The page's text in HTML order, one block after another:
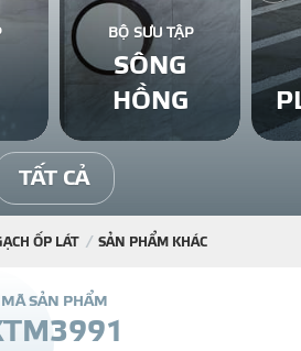
GẠCH ỐP LÁT
BÊ TÔNG KHÍ
NGÓI LỢP
BỘ SƯU TẬP
SÔNG
HỒNG
TẤT CẢ
ỐP LÁT SẢN PHẨM KHÁC
MÃ SẢN PHẨM
TM3991